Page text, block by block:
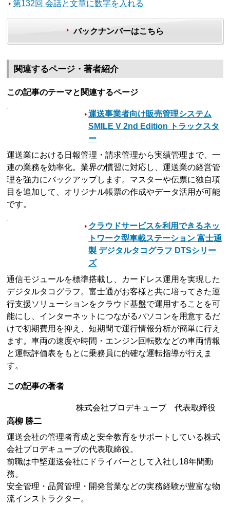
第132回 会話と文章に数字を入れる
バックナンバーはこちら
関連するページ・著者紹介
この記事のテーマと関連するページ
運送事業者向け販売管理システム
SMILE V 2nd Edition トラックスタ
ー
運送業における日報管理・請求管理から実績管理まで、一
連の業務を効率化。業界の慣習に対応し、運送業の経営管
理を強力にバックアップします。マスターや伝票に独自項
目を追加して、オリジナル帳票の作成やデータ活用が可能
です。
クラウドサービスを利用できるネッ
トワーク型車載ステーション 富士通
製 デジタルタコグラフ DTSシリー
ズ
通信モジュールを標準搭載し、カードレス運用を実現した
デジタルタコグラフ。富士通がお客様と共に培ってきた運
行支援ソリューションをクラウド基盤で運用することを可
能にし、インターネットにつながるパソコンを用意するだ
けで初期費用を抑え、短期間で運行情報分析が簡単に行え
ます。車両の速度や時間・エンジン回転数などの車両情報
と運転評価表をもとに乗務員に的確な運転指導が行えま
す。
この記事の著者
株式会社プロデキューブ 代表取締役
高柳 勝二
運送会社の管理者育成と安全教育をサポートしている株式
会社プロデキューブの代表取締役。
前職は中堅運送会社にドライバーとして入社し18年間勤
務。
安全管理・品質管理・開発営業などの実務経験が豊富な物
流インストラクター。